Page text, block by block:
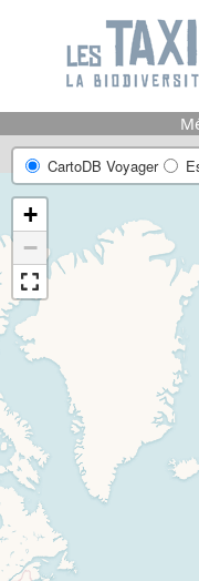
CartoDB Voyager
+
−